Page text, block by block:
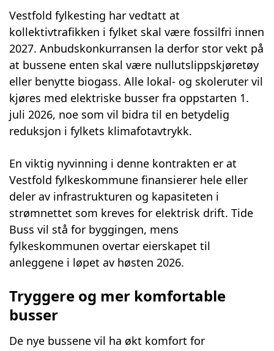
Vestfold fylkesting har vedtatt at
kollektivtrafikken i fylket skal være fossilfri innen
2027. Anbudskonkurransen la derfor stor vekt på
at bussene enten skal være nullutslippskjøretøy
eller benytte biogass. Alle lokal- og skoleruter vil
kjøres med elektriske busser fra oppstarten 1.
juli 2026, noe som vil bidra til en betydelig
reduksjon i fylkets klimafotavtrykk.
En viktig nyvinning i denne kontrakten er at
Vestfold fylkeskommune finansierer hele eller
deler av infrastrukturen og kapasiteten i
strømnettet som kreves for elektrisk drift. Tide
Buss vil stå for byggingen, mens
fylkeskommunen overtar eierskapet til
anleggene i løpet av høsten 2026.
Tryggere og mer komfortable
busser
De nye bussene vil ha økt komfort for